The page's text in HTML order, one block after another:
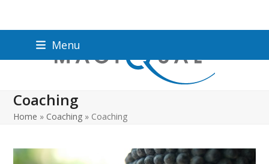
Menu
Coaching
Home » Coaching » Coaching